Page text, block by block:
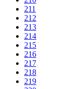
211
212
213
214
215
216
217
218
219